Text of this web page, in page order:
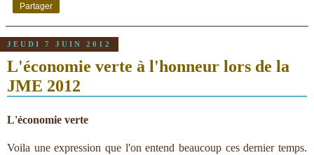
Partager
JEUDI 7 JUIN 2012
L'économie verte à l'honneur lors de la
JME 2012
L'économie verte
Voila une expression que l'on entend beaucoup ces dernier temps.